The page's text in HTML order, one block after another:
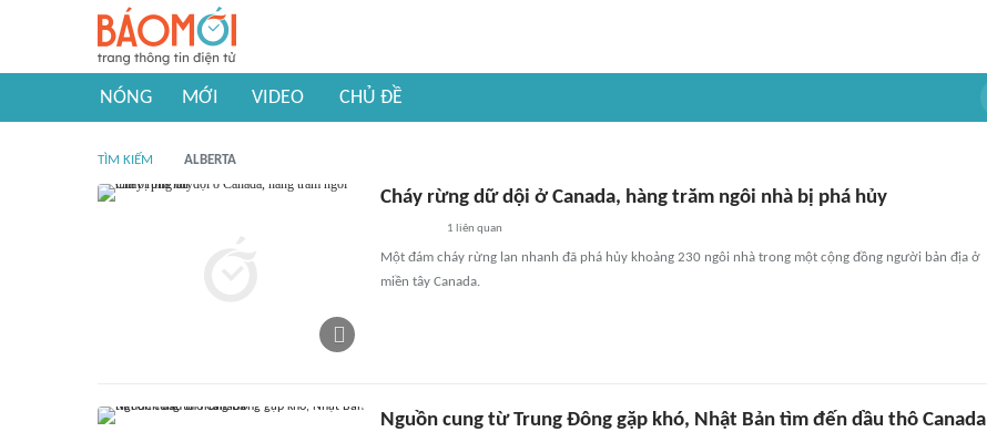
NÓNG MỚI VIDEO CHỦ ĐỀ
TÌM KIẾM ALBERTA
Cháy rừng dữ dội ở Canada, hàng trăm ngôi nhà bị phá hủy
1 liên quan
Một đám cháy rừng lan nhanh đã phá hủy khoảng 230 ngôi nhà trong một cộng đồng người bản địa ở
miền tây Canada.
Nguồn cung từ Trung Đông gặp khó, Nhật Bản tìm đến dầu thô Canada